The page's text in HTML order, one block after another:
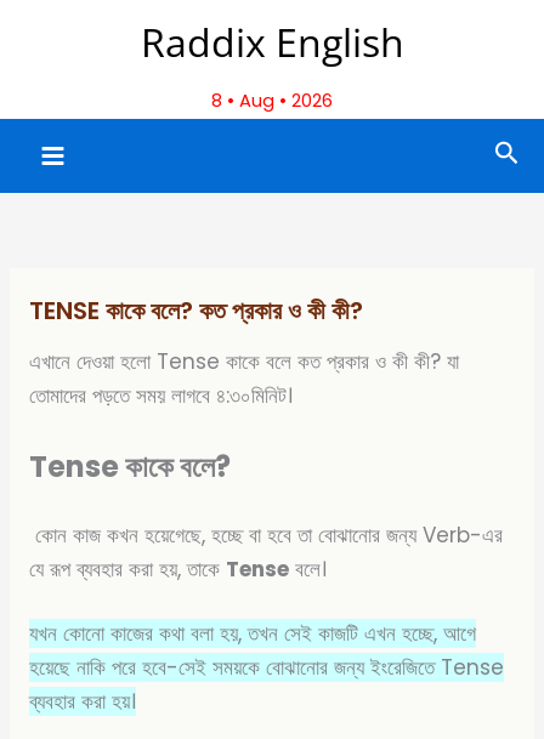
Raddix English
8 • Aug • 2026
TENSE কাকে বলে? কত প্রকার ও কী কী?
এখানে দেওয়া হলো Tense কাকে বলে কত প্রকার ও কী কী? যা
তোমাদের পড়তে সময় লাগবে ৪:৩০মিনিট।
Tense কাকে বলে?
কোন কাজ কখন হয়েগেছে, হচ্ছে বা হবে তা বোঝানোর জন্য Verb-এর
যে রূপ ব্যবহার করা হয়, তাকে Tenseবলে।
যখন কোনো কাজের কথা বলা হয়, তখন সেই কাজটি এখন হচ্ছে, আগে
হয়েছে নাকি পরে হবে-সেই সময়কে বোঝানোর জন্য ইংরেজিতে Tense
ব্যবহার করা হয়।